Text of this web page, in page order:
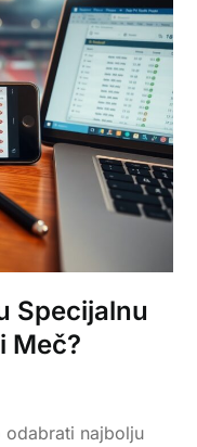
Specijalnu
Meč?
najbolju